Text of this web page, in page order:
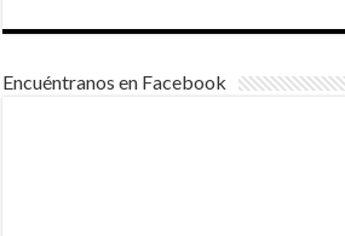
Encuéntranos en Facebook